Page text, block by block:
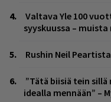
Valtava Yle 100
syyskuussa –
Rushin Neil
”Tätä biisiä tein
idealla mennään” –